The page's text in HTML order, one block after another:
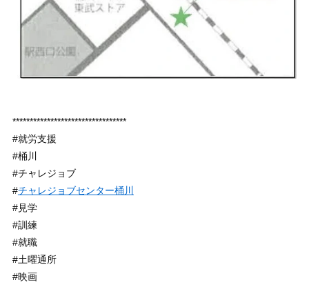
*********************************
#就労支援
#桶川
#チャレジョブ
#チャレジョブセンター桶川
#見学
#訓練
#就職
#土曜通所
#映画